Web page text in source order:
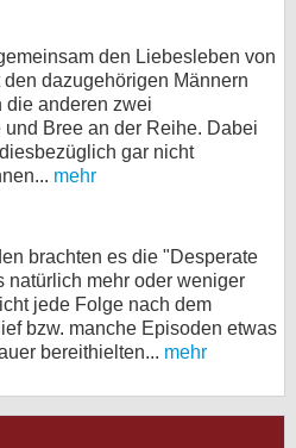
den Liebesleben von
dazugehörigen Männern
die anderen zwei
Bree an der Reihe. Dabei
gar nicht
mehr
brachten es die "Desperate
natürlich mehr oder weniger
jede Folge nach dem
bzw. manche Episoden etwas
bereithielten... mehr